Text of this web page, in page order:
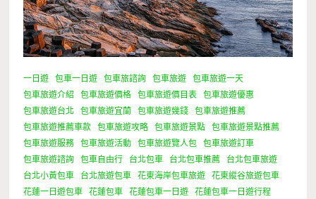
一日遊 包車一日遊 包車旅諮詢 包車旅遊
包車旅遊一天
包車旅遊介紹
包車旅遊價格 包車旅遊價目表
包車旅遊優惠
包車旅遊台北
包車旅遊宜蘭 包車旅遊幾錢
包車旅遊推薦
包車旅遊推薦車款
包車旅遊攻略 包車旅遊景點
包車旅遊景點推薦
包車旅遊服務
包車旅遊活動 包車旅遊覽人包
包車旅遊訂車
包車旅遊諮詢
包車自由行 台北包車 台北包車推薦
台北包車旅遊
台北小黃包車
台北旅遊包車 花東海岸包車旅遊
花東縱谷旅遊包車
花蓮一日遊包車
花蓮包車 花蓮包車一日遊
花蓮包車一日遊行程